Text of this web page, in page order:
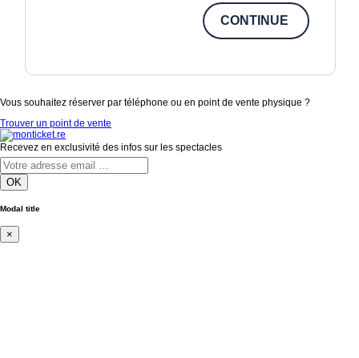
Vous souhaitez réserver par téléphone ou en point de vente physique ?
Trouver un point de vente
Recevez en exclusivité des infos sur les spectacles
OK
Modal title
×